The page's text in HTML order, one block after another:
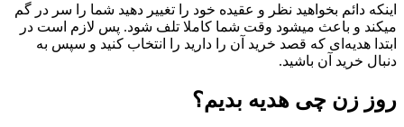
اینکه دائم بخواهید نظر و عقیده خود را تغییر دهید شما را سر در گم
میکند و باعث میشود وقت شما کاملا تلف شود. پس لازم است در
ابتدا هدیه‌ای که قصد خرید آن را دارید را انتخاب کنید و سپس به
دنبال خرید آن باشید.
روز زن چی هدیه بدیم؟